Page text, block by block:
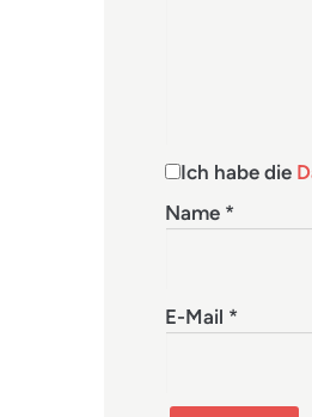
Ich habe die
Name *
E-Mail *